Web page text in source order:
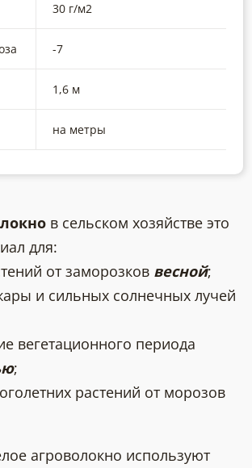
в сельском хозяйстве это
для:
от заморозков весной;
и сильных солнечных лучей
вегетационного периода
;
растений от морозов
агроволокно используют
30 г/м2
-7
1,6 м
на метры